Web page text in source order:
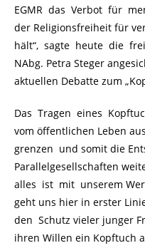
EGMR das Verbot für
der Religionsfreiheit für
hält“, sagte heute die
NAbg. Petra Steger
aktuellen Debatte zum
Das Tragen eines
vom öffentlichen Leben
grenzen und somit die
Parallelgesellschaften
alles ist mit unserem
geht uns hier in erster
den Schutz vieler junger
ihren Willen ein Kopftuch